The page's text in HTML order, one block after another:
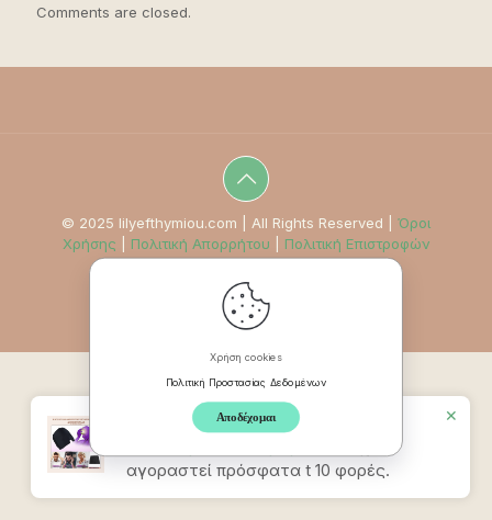
Comments are closed.
© 2025 lilyefthymiou.com | All Rights Reserved | Όροι
Χρήσης
Πολιτική Απορρήτου Πολιτική Επιστροφών
Χρήση cookies
Πολιτική Προστασίας Δεδομένων
Αποδέχομαι
Καπέλο Ανακούφισης
αγοραστεί πρόσφατα t 10 φορές.
✕